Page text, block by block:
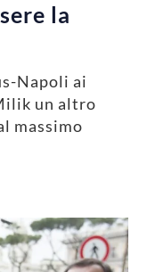
la
Napoli ai
un altro
massimo